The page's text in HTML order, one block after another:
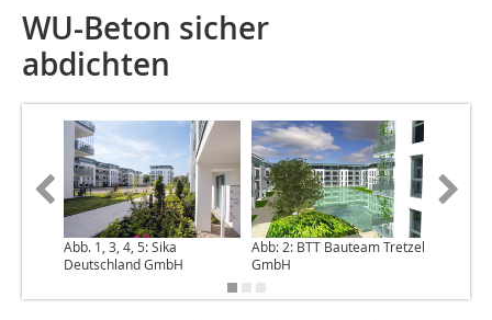
WU-Beton sicher
abdichten
Abb. 1, 3, 4, 5: Sika
Deutschland GmbH
Abb: 2: BTT Bauteam Tretzel
GmbH